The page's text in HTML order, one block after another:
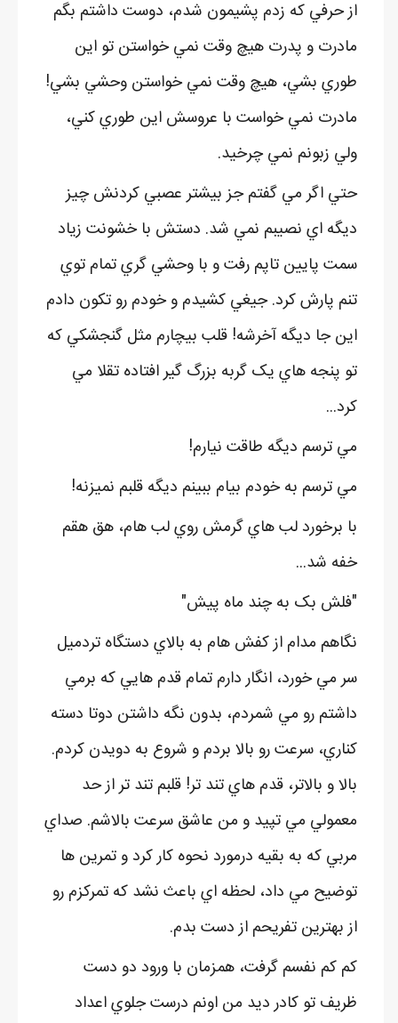
از حرفي که زدم پشيمون شدم، دوست داشتم بگم
مادرت و پدرت هيچ وقت نمي خواستن تو اين
طوري بشي، هيچ وقت نمي خواستن وحشي بشي!
مادرت نمي خواست با عروسش اين طوري کني،
ولي زبونم نمي چرخيد.
حتي اگر مي گفتم جز بيشتر عصبي کردنش چيز
ديگه اي نصيبم نمي شد. دستش با خشونت زياد
سمت پايين تاپم رفت و با وحشي گري تمام توي
تنم پارش کرد. جيغي کشيدم و خودم رو تکون دادم
اين جا ديگه آخرشه! قلب بيچارم مثل گنجشکي که
تو پنجه هاي يک گربه بزرگ گير افتاده تقلا مي
کرد...
مي ترسم ديگه طاقت نيارم!
مي ترسم به خودم بيام ببينم ديگه قلبم نميزنه!
با برخورد لب هاي گرمش روي لب هام، هق هقم
خفه شد...
"فلش بک به چند ماه پيش"
نگاهم مدام از کفش هام به بالاي دستگاه تردميل
سر مي خورد، انگار دارم تمام قدم هايي که برمي
داشتم رو مي شمردم، بدون نگه داشتن دوتا دسته
کناري، سرعت رو بالا بردم و شروع به دويدن کردم.
بالا و بالاتر، قدم هاي تند تر! قلبم تند تر از حد
معمولي مي تپيد و من عاشق سرعت بالاشم. صداي
مربي که به بقيه درمورد نحوه کار کرد و تمرين ها
توضيح مي داد، لحظه اي باعث نشد که تمرکزم رو
از بهترين تفريحم از دست بدم.
کم کم نفسم گرفت، همزمان با ورود دو دست
ظريف تو کادر ديد من اونم درست جلوي اعداد